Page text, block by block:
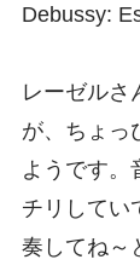
Debussy:
レーゼルさ
が、ちょっ
ようです。
チリしてい
奏してね～